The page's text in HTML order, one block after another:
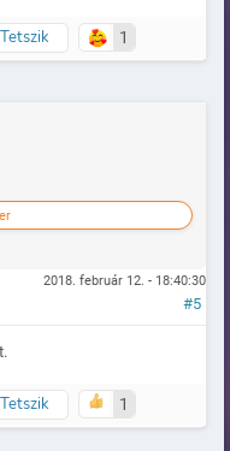
Tetszik 1
2018. február 12. - 18:40:30
#5
Tetszik 1